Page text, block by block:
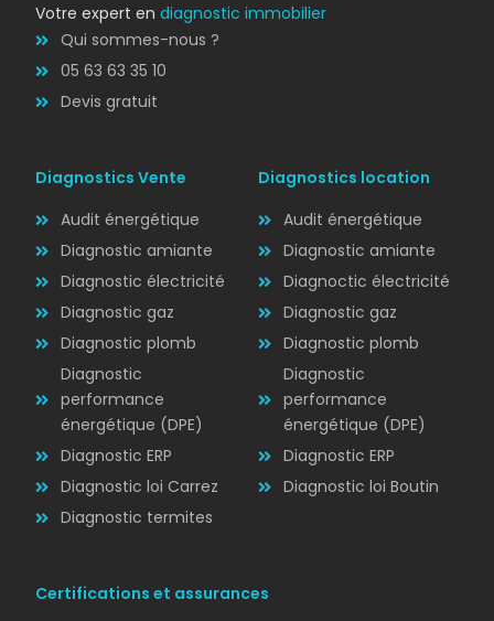
Diagnostic
ÉLECTRICITÉ
Votre expert endiagnostic immobilier
Qui sommes-nous ?
05 63 63 35 10
Devis gratuit
Diagnostics Vente
Audit énergétique
Diagnostic amiante
Diagnostic électricité
Diagnostic gaz
Diagnostic plomb
Diagnostic
performance
énergétique (DPE)
Diagnostic ERP
Diagnostic loi Carrez
Diagnostic termites
Diagnostics location
Audit énergétique
Diagnostic amiante
Diagnoctic électricité
Diagnostic gaz
Diagnostic plomb
Diagnostic
performance
énergétique (DPE)
Diagnostic ERP
Diagnostic loi Boutin
Certifications et assurances